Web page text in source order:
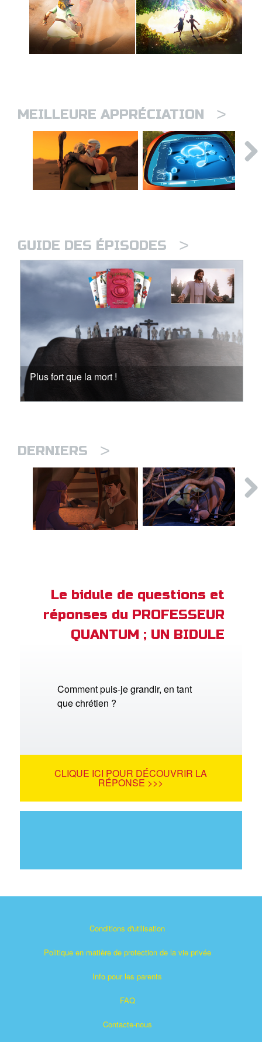
MEILLEURE APPRÉCIATION >
GUIDE DES ÉPISODES >
Plus fort que la mort !
DERNIERS >
Le bidule de questions et
réponses du PROFESSEUR
QUANTUM ; UN BIDULE
Comment puis-je grandir, en tant
que chrétien ?
CLIQUE ICI POUR DÉCOUVRIR LA
RÉPONSE >>>
Conditions d'utilisation
Politique en matière de protection de la vie privée
Info pour les parents
FAQ
Contacte-nous